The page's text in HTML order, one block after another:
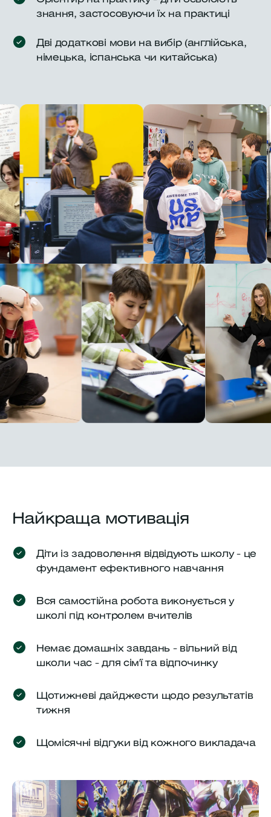
знання, застосовуючи їх на практиці
Дві додаткові мови на вибір (англійська,
німецька, іспанська чи китайська)
Найкраща мотивація
Діти із задоволення відвідують школу - це
фундамент ефективного навчання
Вся самостійна робота виконується у
школі під контролем вчителів
Немає домашніх завдань - вільний від
школи час - для сім'ї та відпочинку
Щотижневі дайджести щодо результатів
тижня
Щомісячні відгуки від кожного викладача